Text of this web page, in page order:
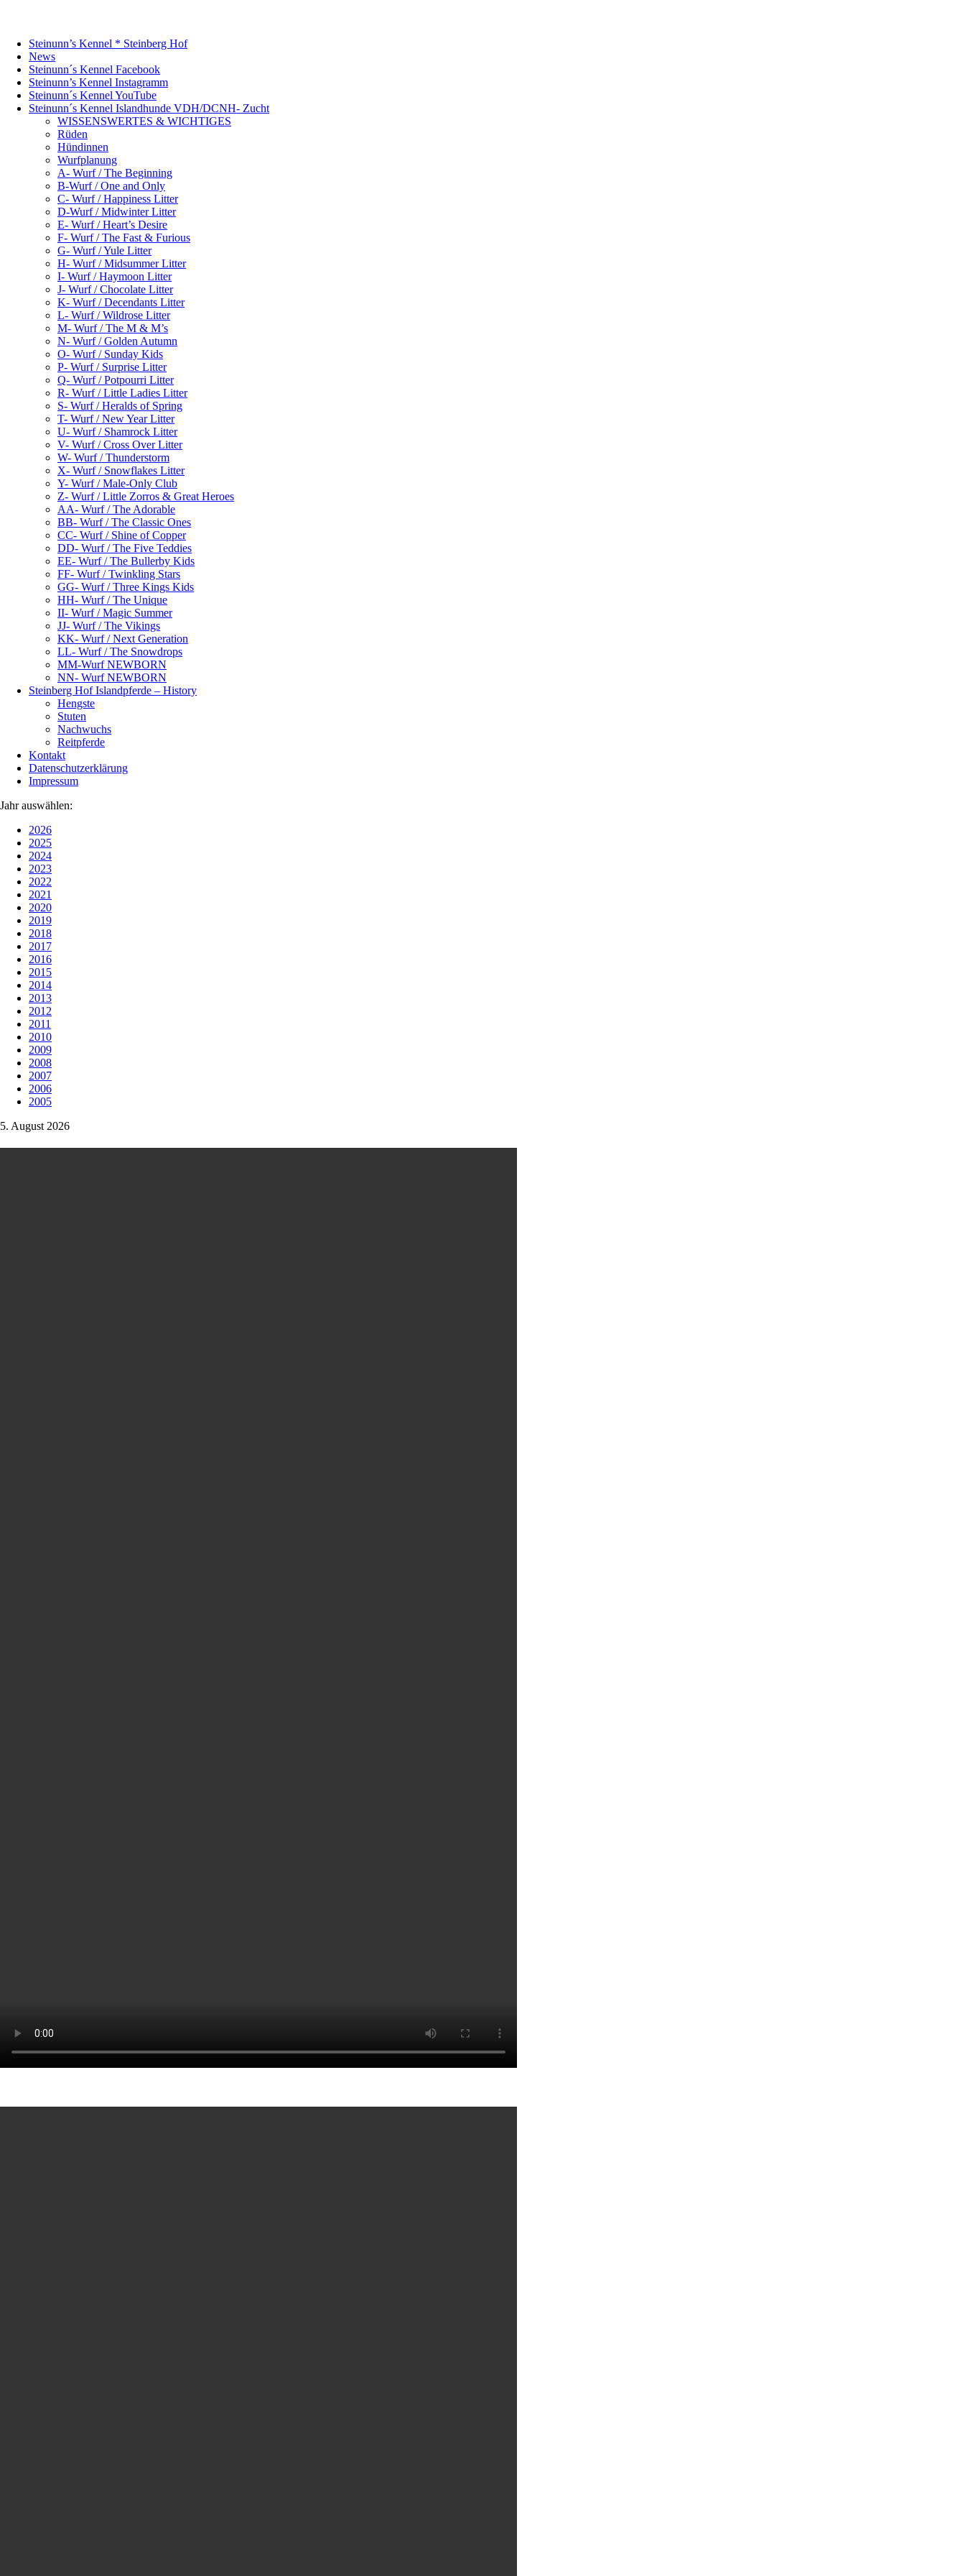
Steinunn’s Kennel * Steinberg Hof
News
Steinunn´s Kennel Facebook
Steinunn’s Kennel Instagramm
Steinunn´s Kennel YouTube
Steinunn´s Kennel Islandhunde VDH/DCNH- Zucht
WISSENSWERTES & WICHTIGES
Rüden
Hündinnen
Wurfplanung
A- Wurf / The Beginning
B-Wurf / One and Only
C- Wurf / Happiness Litter
D-Wurf / Midwinter Litter
E- Wurf / Heart’s Desire
F- Wurf / The Fast & Furious
G- Wurf / Yule Litter
H- Wurf / Midsummer Litter
I- Wurf / Haymoon Litter
J- Wurf / Chocolate Litter
K- Wurf / Decendants Litter
L- Wurf / Wildrose Litter
M- Wurf / The M & M’s
N- Wurf / Golden Autumn
O- Wurf / Sunday Kids
P- Wurf / Surprise Litter
Q- Wurf / Potpourri Litter
R- Wurf / Little Ladies Litter
S- Wurf / Heralds of Spring
T- Wurf / New Year Litter
U- Wurf / Shamrock Litter
V- Wurf / Cross Over Litter
W- Wurf / Thunderstorm
X- Wurf / Snowflakes Litter
Y- Wurf / Male-Only Club
Z- Wurf / Little Zorros & Great Heroes
AA- Wurf / The Adorable
BB- Wurf / The Classic Ones
CC- Wurf / Shine of Copper
DD- Wurf / The Five Teddies
EE- Wurf / The Bullerby Kids
FF- Wurf / Twinkling Stars
GG- Wurf / Three Kings Kids
HH- Wurf / The Unique
II- Wurf / Magic Summer
JJ- Wurf / The Vikings
KK- Wurf / Next Generation
LL- Wurf / The Snowdrops
MM-Wurf NEWBORN
NN- Wurf NEWBORN
Steinberg Hof Islandpferde – History
Hengste
Stuten
Nachwuchs
Reitpferde
Kontakt
Datenschutzerklärung
Impressum
Jahr auswählen:
2026
2025
2024
2023
2022
2021
2020
2019
2018
2017
2016
2015
2014
2013
2012
2011
2010
2009
2008
2007
2006
2005
5. August 2026